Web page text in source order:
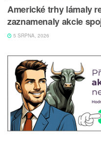
Americké trhy lámaly
zaznamenaly akcie
5 SRPNA, 2026